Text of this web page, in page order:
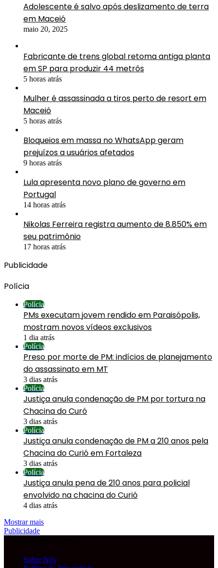
Adolescente é salvo após deslizamento de terra
em Maceió
maio 20, 2025
Fabricante de trens global retoma antiga planta
em SP para produzir 44 metrôs
5 horas atrás
Mulher é assassinada a tiros perto de resort em
Maceió
5 horas atrás
Bloqueios em massa no WhatsApp geram
prejuízos a usuários afetados
9 horas atrás
Lula apresenta novo plano de governo em
Portugal
14 horas atrás
Nikolas Ferreira registra aumento de 8.850% em
seu patrimônio
17 horas atrás
Publicidade
Polícia
Polícia
PMs executam jovem rendido em Paraisópolis,
mostram novos vídeos exclusivos
1 dia atrás
Polícia
Preso por morte de PM: indícios de planejamento
do assassinato em MT
3 dias atrás
Polícia
Justiça anula condenação de PM por tortura na
Chacina do Curó
3 dias atrás
Polícia
Justiça anula condenação de PM a 210 anos pela
Chacina do Curió em Fortaleza
3 dias atrás
Polícia
Justiça anula pena de 210 anos para policial
envolvido na chacina do Curió
4 dias atrás
Mostrar mais
Publicidade
Sobre Nós